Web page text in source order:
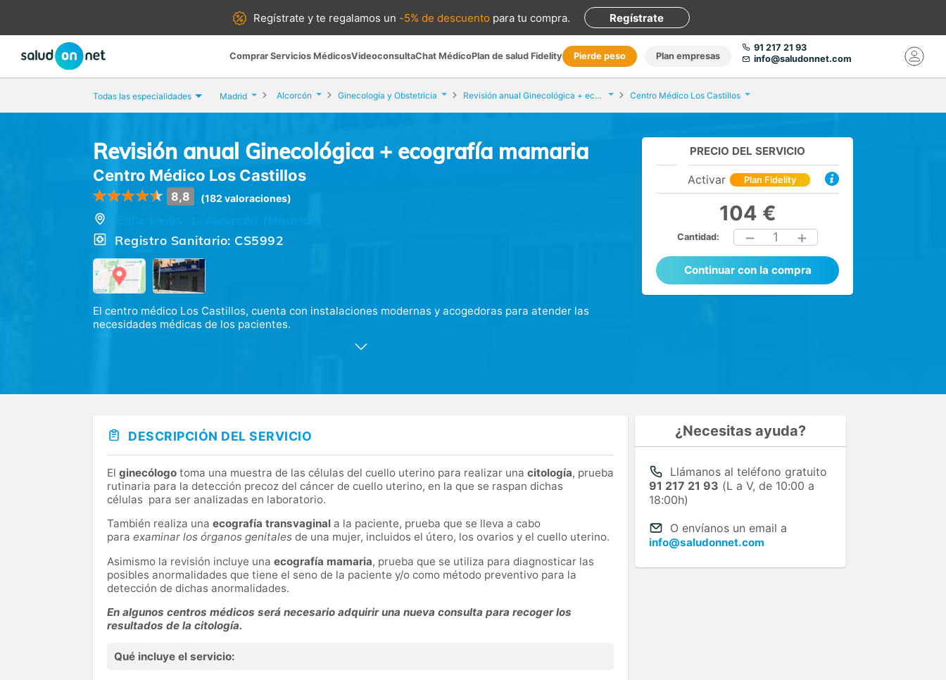
Regístrate yte regalamos un -5% de descuento para tu compra. Regístrate
Comprar Servicios MédicosVideoconsultaChat MédicoPlan de salud Fidelity Pierde peso Plan empresas
91 217 21 93
info@saludonnet.com
Todas las especialidades Madrid Alcorcón Ginecología y Obstetricia Revisión anual Ginecológica + ecografía mamaria Centro Médico Los Castillos
Revisión anual Ginecológica + ecografía mamaria
Centro Médico Los Castillos
8,8 (182 valoraciones)
Registro Sanitario: CS5992
El centro médico Los Castillos, cuenta con instalaciones modernas y acogedoras para atender las
necesidades médicas de los pacientes.
Nuestro centro médico está equipado con la última tecnología en medicina y ofrecemos servicios para 23
PRECIO DEL SERVICIO
Activar Plan Fidelity
104 €
Cantidad: 1
Continuar con la compra
DESCRIPCIÓN DEL SERVICIO
El ginecólogo toma una muestra de las células del cuello uterino para realizar una citología, prueba
rutinaria para la detección precoz del cáncer de cuello uterino, en la que se raspan dichas
células para ser analizadas en laboratorio.
También realiza una ecografía transvaginal a la paciente, prueba que se lleva a cabo
para examinar los órganos genitales de una mujer, incluidos el útero, los ovarios y el cuello uterino.
Asimismo la revisión incluye una ecografía mamaria, prueba que se utiliza para diagnosticar las
posibles anormalidades que tiene el seno de la paciente y/o como método preventivo para la
detección de dichas anormalidades.
En algunos centros médicos será necesario adquirir una nueva consulta para recoger los
resultados de la citología.
Qué incluye el servicio:
¿Necesitas ayuda?
Llámanos al teléfono gratuito
91 217 21 93 (L a V, de 10:00 a
18:00h)
O envíanos un email a
info@saludonnet.com